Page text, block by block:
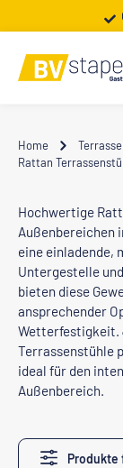
Zum Hauptinhalt
Home
Rattan
Hochwertige
Außenbereichen
eine einladende,
Untergestelle
bieten diese
ansprechender
Wetterfestigkeit.
Terrassenstühle
ideal für den
Außenbereich.
Produkte